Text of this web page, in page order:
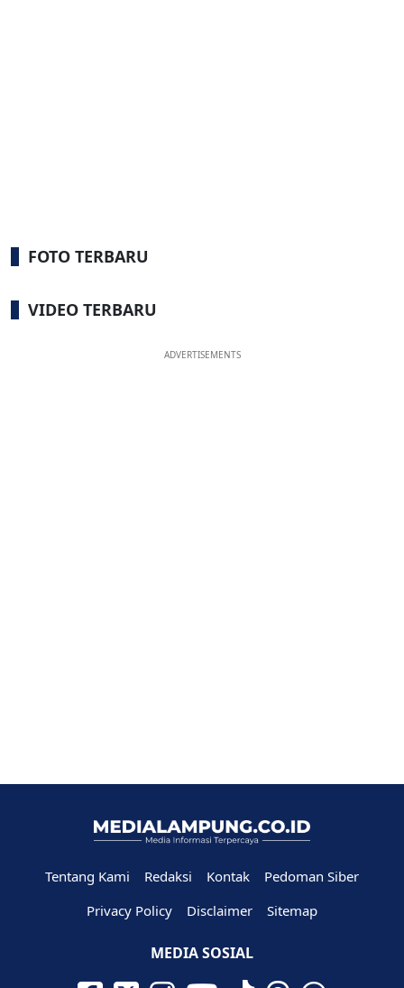
FOTO TERBARU
VIDEO TERBARU
ADVERTISEMENTS
Tentang Kami Redaksi Kontak
Pedoman Siber
Privacy Policy
Disclaimer Sitemap
MEDIA SOSIAL